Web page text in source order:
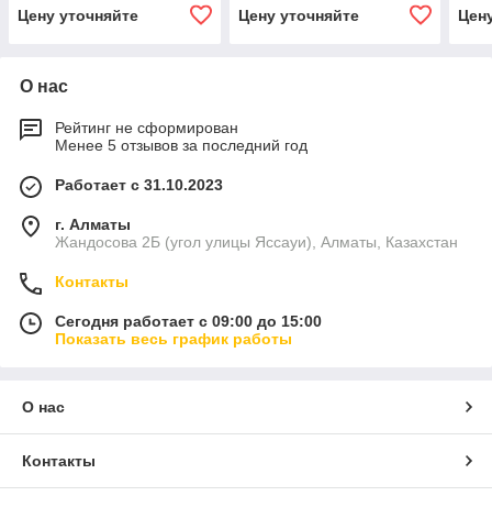
Цену уточняйте
Цену уточняйте
О нас
Рейтинг не сформирован
Менее 5 отзывов за последний год
Работает с 31.10.2023
г. Алматы
Жандосова 2Б (угол улицы Яссауи), Алматы, Казахстан
Контакты
Сегодня работает с 09:00 до 15:00
Показать весь график работы
О нас
Контакты